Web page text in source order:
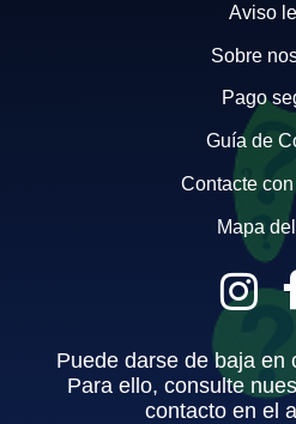
Aviso
Sobre
Pago
Guía de
Contacte
Mapa
Puede darse de baja en
Para ello, consulte
contacto en el